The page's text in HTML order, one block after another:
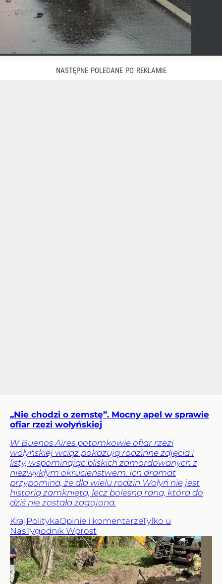
„Nie chodzi o zemstę”. Mocny apel w sprawie
ofiar rzezi wołyńskiej
W Buenos Aires potomkowie ofiar rzezi
wołyńskiej wciąż pokazują rodzinne zdjęcia i
listy, wspominając bliskich zamordowanych z
niezwykłym okrucieństwem. Ich dramat
przypomina, że dla wielu rodzin Wołyń nie jest
historią zamkniętą, lecz bolesną raną, która do
dziś nie została zagojona.
Kraj PolitykaOpinie i komentarzeTylko u
NasTygodnik Wprost